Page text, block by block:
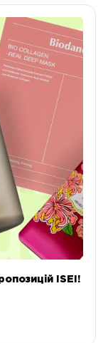
ISEI!